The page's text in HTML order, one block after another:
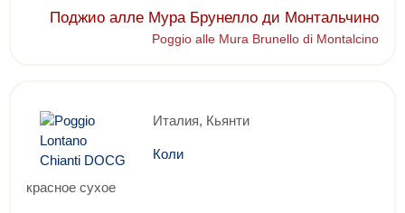
Поджио алле Мура Брунелло ди Монтальчино
Poggio alle Mura Brunello di Montalcino
Италия, Кьянти
Коли
красное сухое